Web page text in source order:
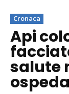
Cronaca
Api
salute